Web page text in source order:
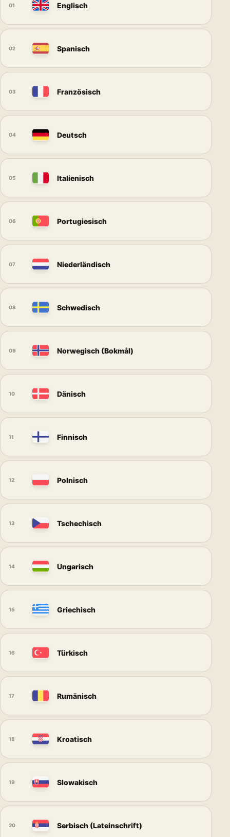
01 Englisch
02 Spanisch
03 Französisch
04 Deutsch
05 Italienisch
06 Portugiesisch
07 Niederländisch
08 Schwedisch
09 Norwegisch (Bokmål)
10 Dänisch
11 Finnisch
12 Polnisch
13 Tschechisch
14 Ungarisch
15 Griechisch
16 Türkisch
17 Rumänisch
18 Kroatisch
19 Slowakisch
20 Serbisch (Lateinschrift)